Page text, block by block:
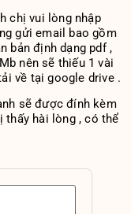
chị vui lòng nhập
gửi email bao gồm
bản định dạng pdf ,
nên sẽ thiếu 1 vài
về tại google drive .
sẽ được đính kèm
thấy hài lòng , có thể